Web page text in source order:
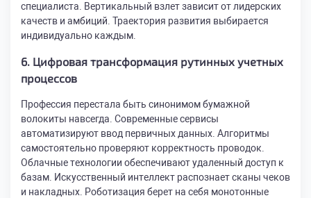
специалиста. Вертикальный взлет зависит от лидерских
качеств и амбиций. Траектория развития выбирается
индивидуально каждым.
6. Цифровая трансформация рутинных учетных
процессов
Профессия перестала быть синонимом бумажной
волокиты навсегда. Современные сервисы
автоматизируют ввод первичных данных. Алгоритмы
самостоятельно проверяют корректность проводок.
Облачные технологии обеспечивают удаленный доступ к
базам. Искусственный интеллект распознает сканы чеков
и накладных. Роботизация берет на себя монотонные